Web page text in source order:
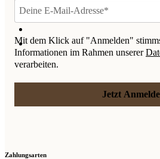
Mit dem Klick auf "Anmelden"
Informationen im Rahmen unserer
verarbeiten.
Jetzt
Zahlungsarten